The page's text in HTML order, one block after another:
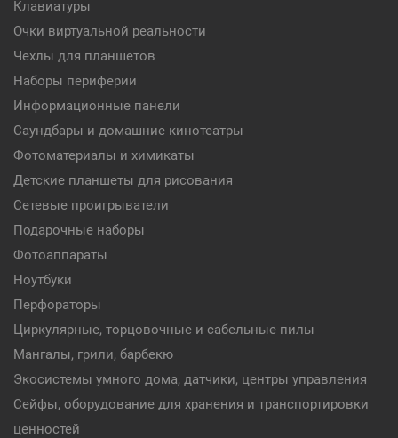
Клавиатуры
Очки виртуальной реальности
Чехлы для планшетов
Наборы периферии
Информационные панели
Саундбары и домашние кинотеатры
Фотоматериалы и химикаты
Детские планшеты для рисования
Сетевые проигрыватели
Подарочные наборы
Фотоаппараты
Ноутбуки
Перфораторы
Циркулярные, торцовочные и сабельные пилы
Мангалы, грили, барбекю
Экосистемы умного дома, датчики, центры управления
Сейфы, оборудование для хранения и транспортировки
ценностей